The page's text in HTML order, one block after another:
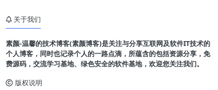
关于我们
素颜-温馨的技术博客(素颜博客)是关注与分享互联网及软件IT技术的
个人博客，同时也记录个人的一路点滴，所蕴含的包括资源分享，免
费源码，交流学习基地、绿色安全的软件基地，欢迎您关注我们。
版权说明